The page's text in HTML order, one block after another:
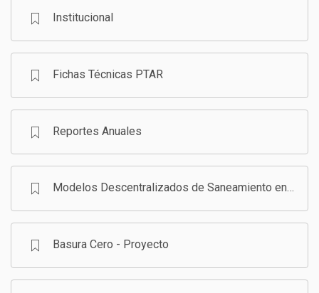
GESTIÓN DE RESIDUOS SÓLIDOS
ECO SAN
COMUNICACIÓN Y GESTIÓN DEL CONOCIMIENTO
CONVOCATORIAS
Institucional
Fichas Técnicas PTAR
Reportes Anuales
Modelos Descentralizados de Saneamiento en Bolivia - Programa
Basura Cero - Proyecto